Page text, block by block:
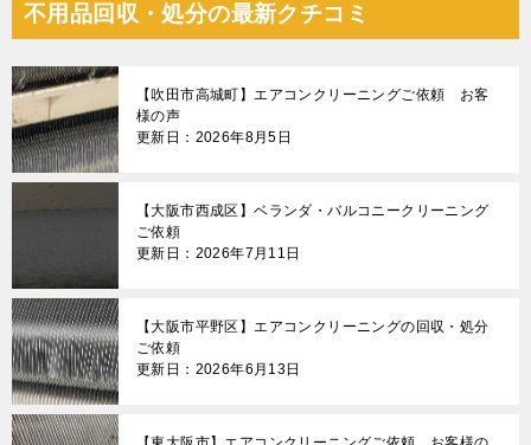
不用品回収・処分の最新クチコミ
【吹田市高城町】エアコンクリーニングご依頼 お客
様の声
更新日：2026年8月5日
【大阪市西成区】ベランダ・バルコニークリーニング
ご依頼
更新日：2026年7月11日
【大阪市平野区】エアコンクリーニングの回収・処分
ご依頼
更新日：2026年6月13日